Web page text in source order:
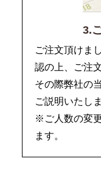
3.
ご注文頂けま
認の上、ご注
その際弊社の
ご説明いたしま
※ご人数の変
ます。